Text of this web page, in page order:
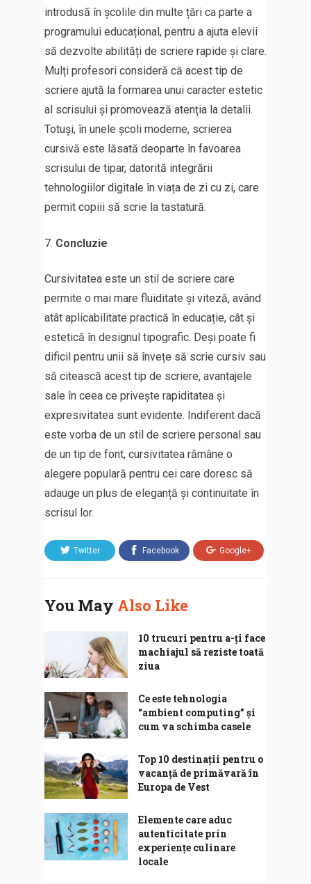
introdusă în școlile din multe țări ca parte a
programului educațional, pentru a ajuta elevii
să dezvolte abilități de scriere rapide și clare.
Mulți profesori consideră că acest tip de
scriere ajută la formarea unui caracter estetic
al scrisului și promovează atenția la detalii.
Totuși, în unele școli moderne, scrierea
cursivă este lăsată deoparte în favoarea
scrisului de tipar, datorită integrării
tehnologiilor digitale în viața de zi cu zi, care
permit copiii să scrie la tastatură.
Concluzie
Cursivitatea este un stil de scriere care
permite o mai mare fluiditate și viteză, având
atât aplicabilitate practică în educație, cât și
estetică în designul tipografic. Deși poate fi
dificil pentru unii să învețe să scrie cursiv sau
să citească acest tip de scriere, avantajele
sale în ceea ce privește rapiditatea și
expresivitatea sunt evidente. Indiferent dacă
este vorba de un stil de scriere personal sau
de un tip de font, cursivitatea rămâne o
alegere populară pentru cei care doresc să
adauge un plus de eleganță și continuitate în
scrisul lor.
Twitter Facebook Google+
You May Also Like
10 trucuri pentru a-ți face
machiajul să reziste toată
ziua
Ce este tehnologia
“ambient computing” și
cum va schimba casele
Top 10 destinații pentru o
vacanță de primăvară în
Europa de Vest
Elemente care aduc
autenticitate prin
experiențe culinare
locale